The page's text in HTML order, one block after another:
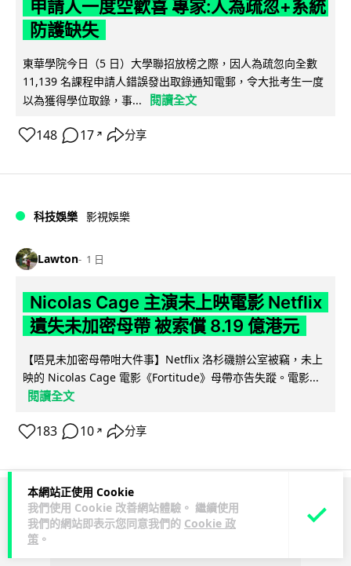
本網站正使用 Cookie
我們使用 Cookie 改善網站體驗。 繼續使用
我們的網站即表示您同意我們的 Cookie 政
策 。
申請人一度空歡喜 專家:人為疏忽+系統
防護缺失
東華學院今日（5 日）大學聯招放榜之際，因人為疏忽向全數
11,139 名課程申請人錯誤發出取錄通知電郵，令大批考生一度
以為獲得學位取錄，事...
閱讀全文
148 17 ↗ 分享
科技娛樂 影視娛樂
Lawton 1 日
Nicolas Cage 主演未上映電影 Netflix
遺失未加密母帶 被索償 8.19 億港元
【唔見未加密母帶咁大件事】Netflix 洛杉磯辦公室被竊，未上
映的 Nicolas Cage 電影《Fortitude》母帶亦告失蹤。電影...
閱讀全文
183 10 ↗ 分享
ADVERTISEMENT